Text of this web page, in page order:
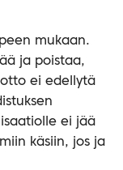
mukaan.
ja poistaa,
ei edellytä
ei jää
käsiin, jos ja